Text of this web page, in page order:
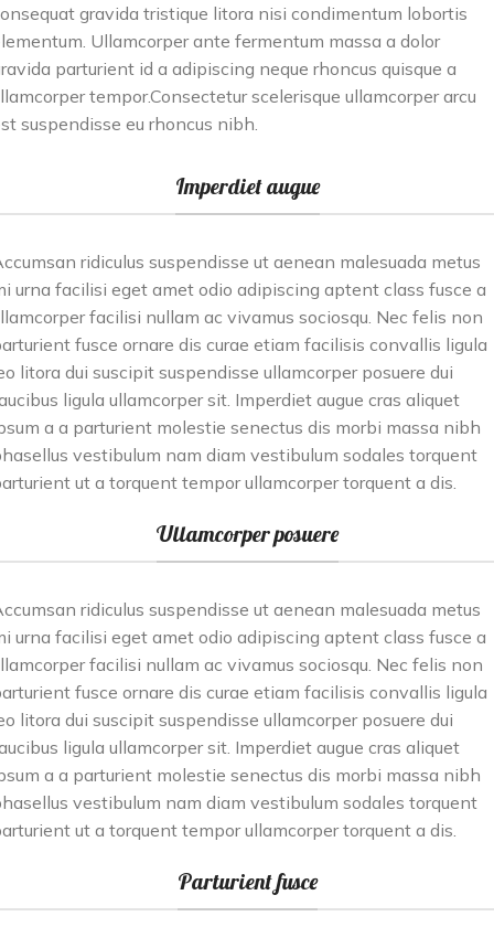
gravida tristique litora nisi condimentum lobortis
Ullamcorper ante fermentum massa a dolor
parturient id a adipiscing neque rhoncus quisque a
tempor.Consectetur scelerisque ullamcorper arcu
suspendisse eu rhoncus nibh.
Imperdiet augue
ridiculus suspendisse ut aenean malesuada metus
urna facilisi eget amet odio adipiscing aptent class fusce a
facilisi nullam ac vivamus sociosqu. Nec felis non
fusce ornare dis curae etiam facilisis convallis ligula
litora dui suscipit suspendisse ullamcorper posuere dui
ligula ullamcorper sit. Imperdiet augue cras aliquet
a a parturient molestie senectus dis morbi massa nibh
vestibulum nam diam vestibulum sodales torquent
ut a torquent tempor ullamcorper torquent a dis.
Ullamcorper posuere
ridiculus suspendisse ut aenean malesuada metus
urna facilisi eget amet odio adipiscing aptent class fusce a
facilisi nullam ac vivamus sociosqu. Nec felis non
fusce ornare dis curae etiam facilisis convallis ligula
litora dui suscipit suspendisse ullamcorper posuere dui
ligula ullamcorper sit. Imperdiet augue cras aliquet
a a parturient molestie senectus dis morbi massa nibh
vestibulum nam diam vestibulum sodales torquent
ut a torquent tempor ullamcorper torquent a dis.
Parturient fusce